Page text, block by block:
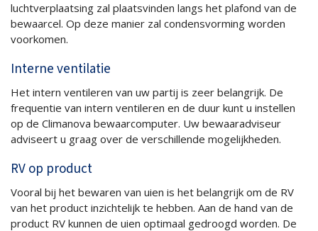
luchtverplaatsing zal plaatsvinden langs het plafond van de
bewaarcel. Op deze manier zal condensvorming worden
voorkomen.
Interne ventilatie
Het intern ventileren van uw partij is zeer belangrijk. De
frequentie van intern ventileren en de duur kunt u instellen
op de Climanova bewaarcomputer. Uw bewaaradviseur
adviseert u graag over de verschillende mogelijkheden.
RV op product
Vooral bij het bewaren van uien is het belangrijk om de RV
van het product inzichtelijk te hebben. Aan de hand van de
product RV kunnen de uien optimaal gedroogd worden. De